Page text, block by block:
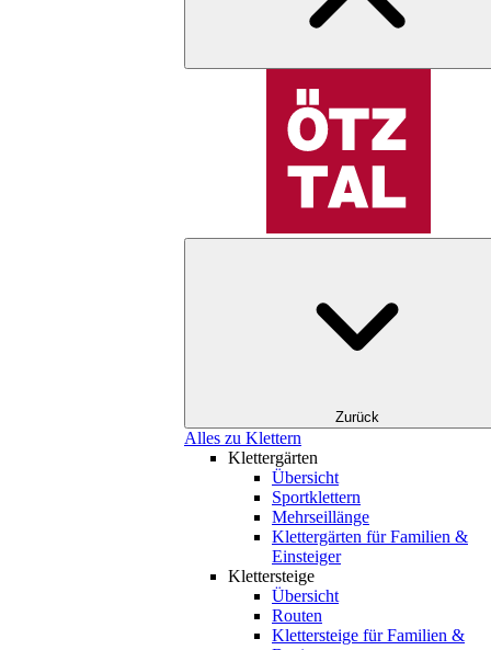
Zurück
Alles zu Klettern
Klettergärten
Übersicht
Sportklettern
Mehrseillänge
Klettergärten für Familien &
Einsteiger
Klettersteige
Übersicht
Routen
Klettersteige für Familien &